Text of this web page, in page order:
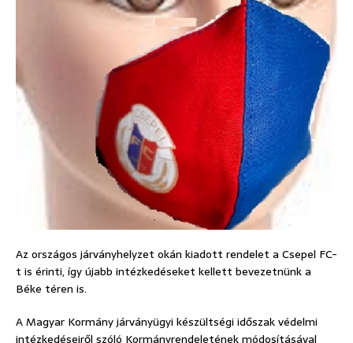
Az országos járványhelyzet okán kiadott rendelet a Csepel FC-
t is érinti, így újabb intézkedéseket kellett bevezetnünk a
Béke téren is.
A Magyar Kormány járványügyi készültségi időszak védelmi
intézkedéseiről szóló Kormányrendeletének módosításával